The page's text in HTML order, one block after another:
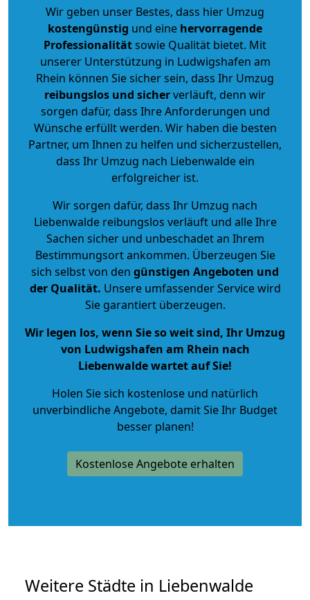
Wir geben unser Bestes, dass hier Umzug
kostengünstig und eine hervorragende
Professionalitätsowie Qualität bietet. Mit
unserer Unterstützung in Ludwigshafen am
Rhein können Sie sicher sein, dass Ihr Umzug
reibungslos und sicherverläuft, denn wir
sorgen dafür, dass Ihre Anforderungen und
Wünsche erfüllt werden. Wir haben die besten
Partner, um Ihnen zu helfen und sicherzustellen,
dass Ihr Umzug nach Liebenwalde ein
erfolgreicher ist.
Wir sorgen dafür, dass Ihr Umzug nach
Liebenwalde reibungslos verläuft und alle Ihre
Sachen sicher und unbeschadet an Ihrem
Bestimmungsort ankommen. Überzeugen Sie
sich selbst von den günstigen Angeboten und
der Qualität. Unsere umfassender Service wird
Sie garantiert überzeugen.
Wir legen los, wenn Sie so weit sind, Ihr Umzug
von Ludwigshafen am Rhein nach
Liebenwalde wartet auf Sie!
Holen Sie sich kostenlose und natürlich
unverbindliche Angebote, damit Sie Ihr Budget
besser planen!
Kostenlose Angebote erhalten
Weitere Städte in Liebenwalde